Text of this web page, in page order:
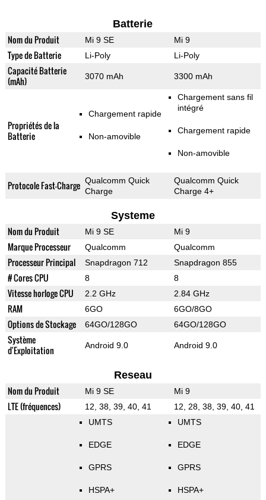
Batterie
Nom du Produit Mi 9 SE Mi 9
Type de Batterie Li-Poly Li-Poly
Capacité Batterie
(mAh)
3070 mAh 3300 mAh
Propriétés de la
Batterie
Chargement rapide
Non-amovible
Chargement sans fil
intégré
Chargement rapide
Non-amovible
Protocole Fast-Charge Qualcomm Quick
Charge
Qualcomm Quick
Charge 4+
Systeme
Nom du Produit Mi 9 SE Mi 9
Marque Processeur Qualcomm Qualcomm
Processeur Principal Snapdragon 712 Snapdragon 855
# Cores CPU 8 8
Vitesse horloge CPU 2.2 GHz 2.84 GHz
RAM 6GO 6GO/8GO
Options de Stockage 64GO/128GO 64GO/128GO
Système
d'Exploitation
Android 9.0 Android 9.0
Reseau
Nom du Produit Mi 9 SE Mi 9
LTE (fréquences) 12, 38, 39, 40, 41 12, 28, 38, 39, 40, 41
UMTS
EDGE
GPRS
HSPA+
UMTS
EDGE
GPRS
HSPA+